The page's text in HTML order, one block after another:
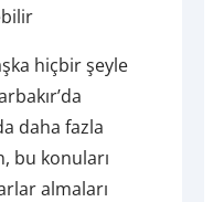
hiçbir şeyle
daha fazla
bu konuları
almaları